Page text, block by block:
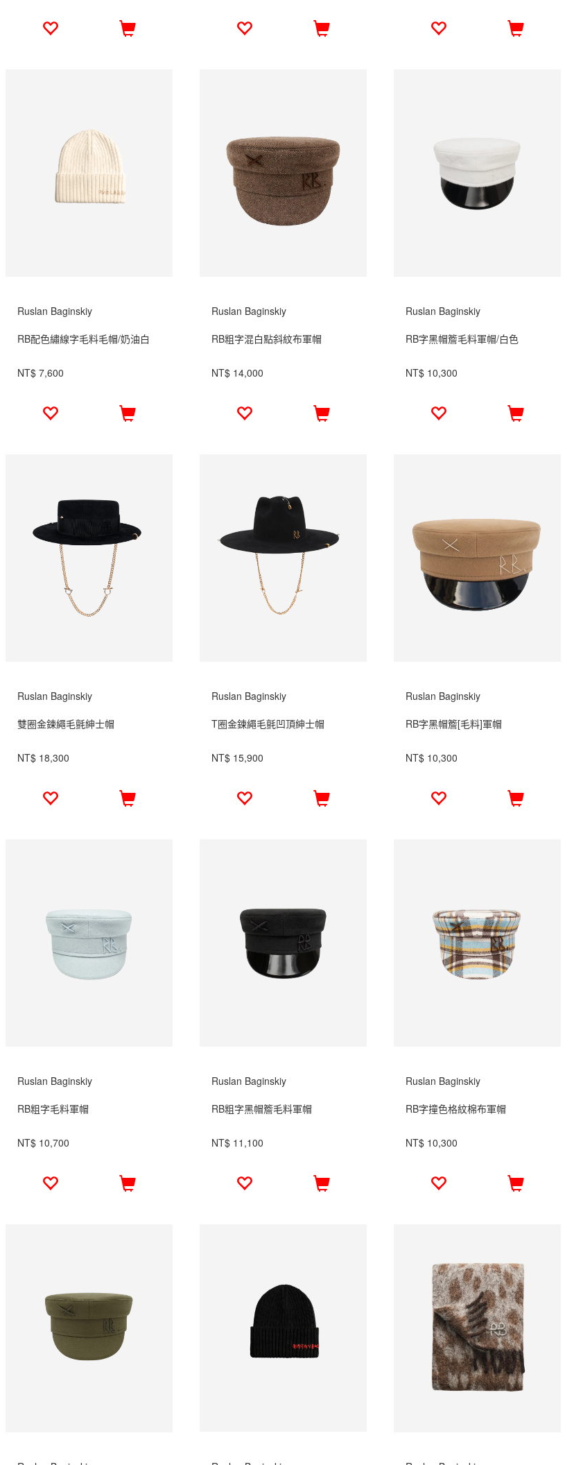
Ruslan Baginskiy
RB配色繡線字毛料毛帽/奶油白
NT$ 7,600
Ruslan Baginskiy
RB粗字混白點斜紋布軍帽
NT$ 14,000
Ruslan Baginskiy
RB字黑帽簷毛料軍帽/白色
NT$ 10,300
Ruslan Baginskiy
雙圈金鍊繩毛氈紳士帽
NT$ 18,300
Ruslan Baginskiy
T圈金鍊繩毛氈凹頂紳士帽
NT$ 15,900
Ruslan Baginskiy
RB字黑帽簷[毛料]軍帽
NT$ 10,300
Ruslan Baginskiy
RB粗字毛料軍帽
NT$ 10,700
Ruslan Baginskiy
RB粗字黑帽簷毛料軍帽
NT$ 11,100
Ruslan Baginskiy
RB字撞色格紋棉布軍帽
NT$ 10,300